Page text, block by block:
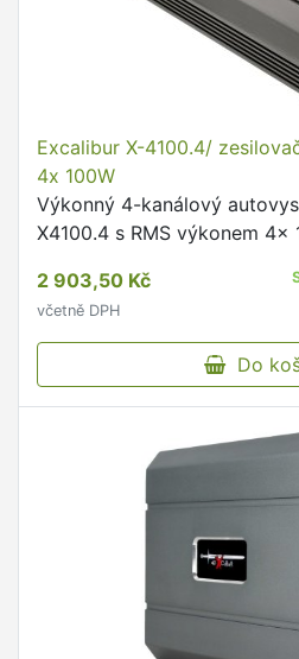
Excalibur X-4100.4/
4x 100W
Výkonný 4-kanálový
X4100.4 s RMS výkonem 4×
2 903,50 Kč
včetně DPH
Do